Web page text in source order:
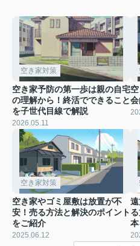
空き家対策
空き家予防の第一歩は親の自宅
の理解から！終活でできること
を子世代目線で解説
2026.05.11
空き家対策
空き家やゴミ屋敷は放置が不
安！売る方法と解決のポイント
をご紹介
2025.06.12